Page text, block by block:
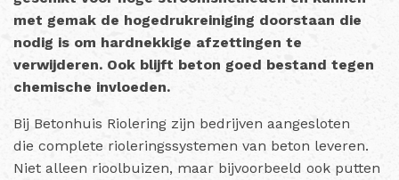
met gemak de hogedrukreiniging doorstaan die
nodig is om hardnekkige afzettingen te
verwijderen. Ook blijft beton goed bestand tegen
chemische invloeden.
Bij Betonhuis Riolering zijn bedrijven aangesloten
die complete rioleringssystemen van beton leveren.
Niet alleen rioolbuizen, maar bijvoorbeeld ook putten